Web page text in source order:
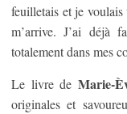
feuilletais et je voulais
m’arrive. J’ai déjà
totalement dans mes
Le livre de Marie-
originales et